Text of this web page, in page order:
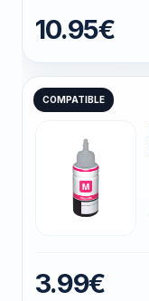
10.95€
COMPATIBLE
3.99€